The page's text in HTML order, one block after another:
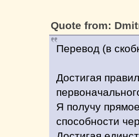
Quote from:
Перевод (в
Достигая
Я получу
способности